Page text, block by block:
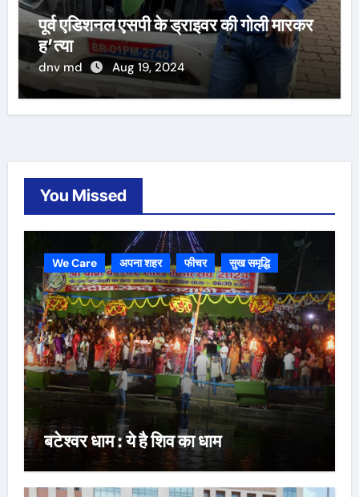
पूर्व एडिशनल एसपी के ड्राइवर की गोली मारकर
ह’त्या
dnv md Aug 19, 2024
You Missed
We Care अपना शहर फीचर सुख समृद्धि
बटेश्वर धाम : ये है शिव का धाम